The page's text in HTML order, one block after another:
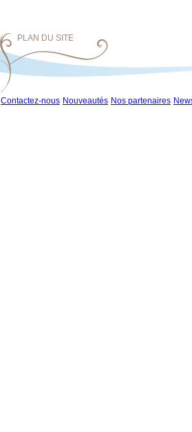
PLAN DU SITE
Contactez-nous Nouveautés Nos partenaires